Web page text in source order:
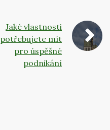
Jaké vlastnosti
potřebujete mít
pro úspěšné
podnikání